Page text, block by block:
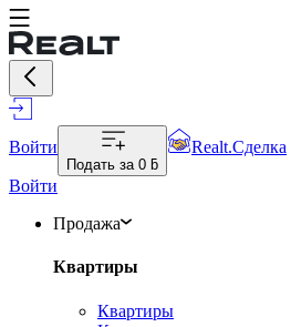
Войти
Подать за 0 ƃ
Realt.Сделка
Войти
Продажа
Квартиры
Квартиры